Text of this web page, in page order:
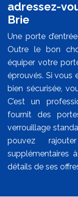
adressez-
Brie
Une porte
Outre le bon
équiper votre
éprouvés. Si vous
bien sécurisée,
C’est un
fournit des
verrouillage
pouvez
supplémentaires
détails de ses